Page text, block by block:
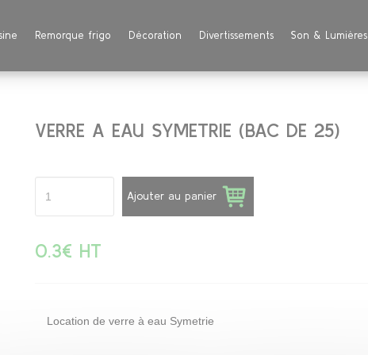
Remorque frigo Décoration Divertissements Son & Lumières
VERRE A EAU SYMETRIE (BAC DE 25)
Ajouter au panier
0.3€ HT
Location de verre à eau Symetrie